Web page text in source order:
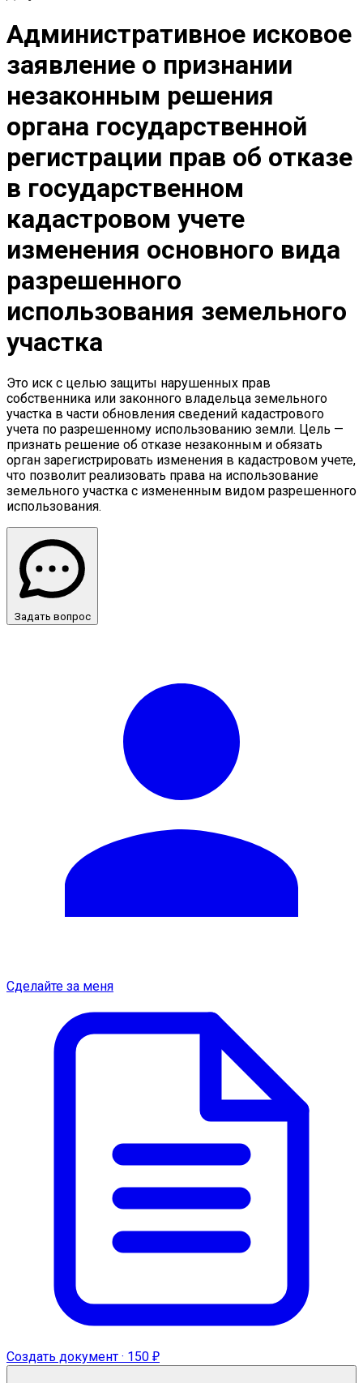
Административное исковое
заявление о признании
незаконным решения
органа государственной
регистрации прав об отказе
в государственном
кадастровом учете
изменения основного вида
разрешенного
использования земельного
участка
Это иск с целью защиты нарушенных прав
собственника или законного владельца земельного
участка в части обновления сведений кадастрового
учета по разрешенному использованию земли. Цель —
признать решение об отказе незаконным и обязать
орган зарегистрировать изменения в кадастровом учете,
что позволит реализовать права на использование
земельного участка с измененным видом разрешенного
использования.
Задать вопрос
Сделайте за меня
Создать документ · 150 ₽